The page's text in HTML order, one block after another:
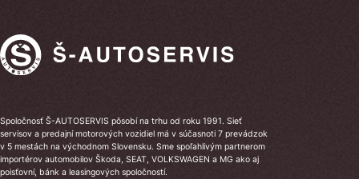
Spoločnosť Š-AUTOSERVIS pôsobí na trhu od roku 1991. Sieť
servisov a predajní motorových vozidiel má v súčasnoti 7 prevádzok
v 5 mestách na východnom Slovensku. Sme spoľahlivým partnerom
importérov automobilov Škoda, SEAT, VOLKSWAGEN a MG ako aj
poisťovní, bánk a leasingových spoločností.